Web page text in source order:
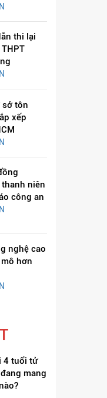
thi lại
sở tôn
xếp
niên
công an
nghệ cao
hơn
4 tuổi tử
mang